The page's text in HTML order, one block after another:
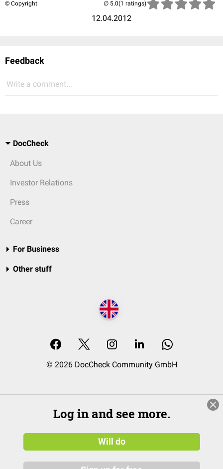
© Copyright
12.04.2012
(1 ratings)
Feedback
Write a comment...
DocCheck
About Us
Investor Relations
Press
Career
For Business
Other stuff
© 2026 DocCheck Community GmbH
Log in and see more.
Will do